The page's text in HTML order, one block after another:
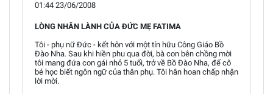
01:44 23/06/2008
LÒNG NHÂN LÀNH CỦA ĐỨC MẸ FATIMA
Tôi - phụ nữ Đức - kết hôn với một tín hữu Công Giáo Bồ
Đào Nha. Sau khi hiền phu qua đời, bà con bên chồng mời
tôi mang đứa con gái nhỏ 5 tuổi, trở về Bồ Đào Nha, để cô
bé học biết ngôn ngữ của thân phụ. Tôi hân hoan chấp nhận
lời mời.